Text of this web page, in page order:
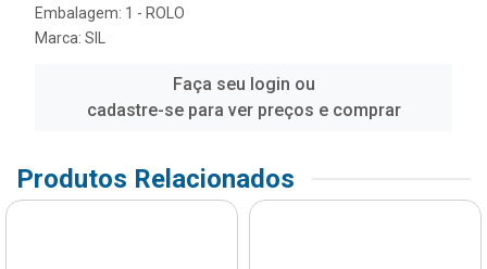
Embalagem: 1 - ROLO
Marca: SIL
Faça seu login ou
cadastre-se para ver preços e comprar
Produtos Relacionados